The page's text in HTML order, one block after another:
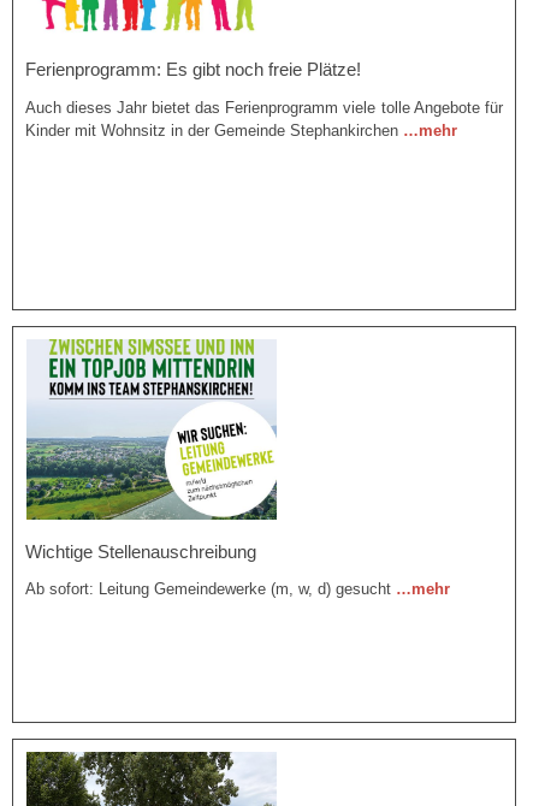
Ferienprogramm: Es gibt noch freie Plätze!
Auch dieses Jahr bietet das Ferienprogramm viele tolle Angebote für
Kinder mit Wohnsitz in der Gemeinde Stephankirchen …mehr
Wichtige Stellenauschreibung
Ab sofort: Leitung Gemeindewerke (m, w, d) gesucht …mehr